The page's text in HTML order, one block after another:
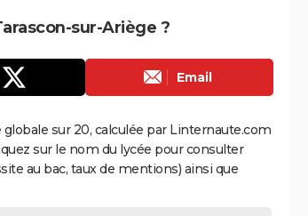
sur-Ariège ?
Email
sur 20, calculée par Linternaute.com
sur le nom du lycée pour consulter
au bac, taux de mentions) ainsi que